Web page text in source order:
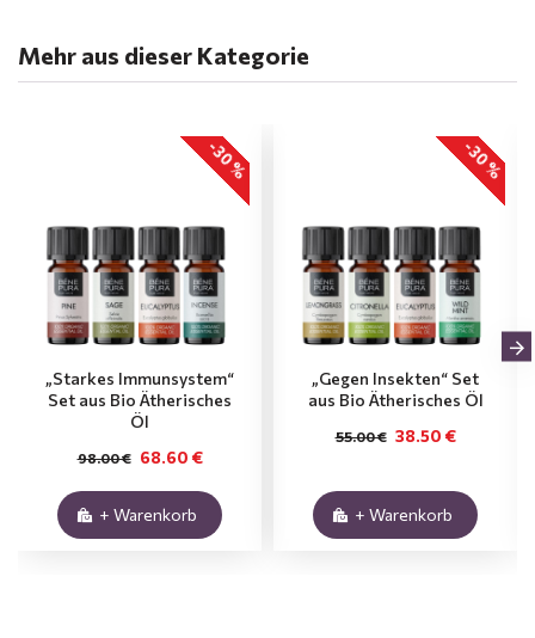
Mehr aus dieser Kategorie
-30 %
„Starkes Immunsystem“
Set aus Bio Ätherisches
Öl
68.60 €
98.00 €
+ Warenkorb
-30 %
„Gegen Insekten“ Set
aus Bio Ätherisches Öl
38.50 €
55.00 €
+ Warenkorb